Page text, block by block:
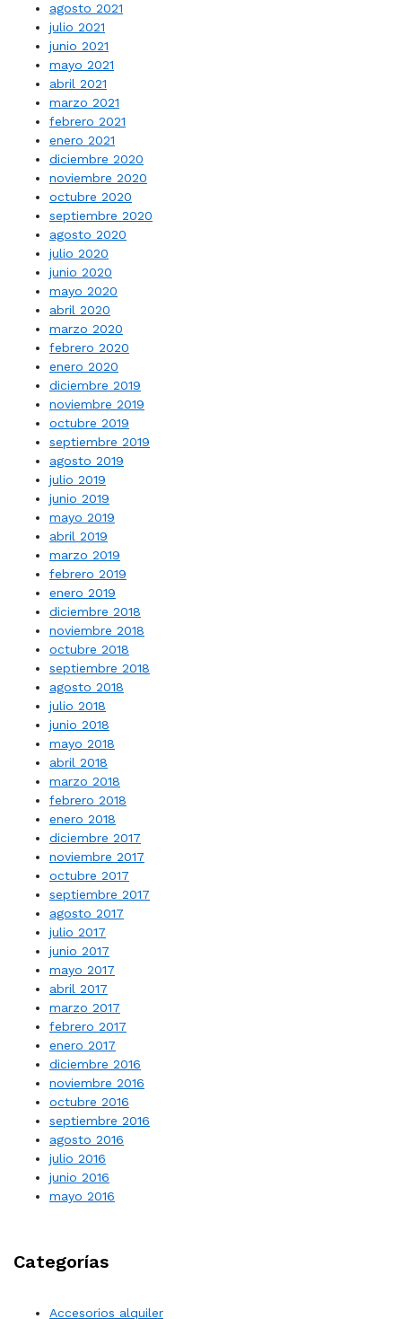
agosto 2021
julio 2021
junio 2021
mayo 2021
abril 2021
marzo 2021
febrero 2021
enero 2021
diciembre 2020
noviembre 2020
octubre 2020
septiembre 2020
agosto 2020
julio 2020
junio 2020
mayo 2020
abril 2020
marzo 2020
febrero 2020
enero 2020
diciembre 2019
noviembre 2019
octubre 2019
septiembre 2019
agosto 2019
julio 2019
junio 2019
mayo 2019
abril 2019
marzo 2019
febrero 2019
enero 2019
diciembre 2018
noviembre 2018
octubre 2018
septiembre 2018
agosto 2018
julio 2018
junio 2018
mayo 2018
abril 2018
marzo 2018
febrero 2018
enero 2018
diciembre 2017
noviembre 2017
octubre 2017
septiembre 2017
agosto 2017
julio 2017
junio 2017
mayo 2017
abril 2017
marzo 2017
febrero 2017
enero 2017
diciembre 2016
noviembre 2016
octubre 2016
septiembre 2016
agosto 2016
julio 2016
junio 2016
mayo 2016
Categorías
Accesorios alquiler